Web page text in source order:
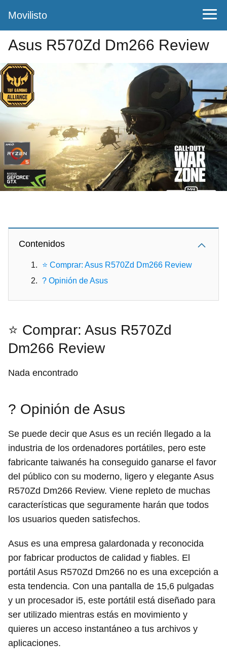
Movilisto
Asus R570Zd Dm266 Review
Contenidos
⭐ Comprar: Asus R570Zd Dm266 Review
? Opinión de Asus
⭐ Comprar: Asus R570Zd
Dm266 Review
Nada encontrado
? Opinión de Asus
Se puede decir que Asus es un recién llegado a la
industria de los ordenadores portátiles, pero este
fabricante taiwanés ha conseguido ganarse el favor
del público con su moderno, ligero y elegante Asus
R570Zd Dm266 Review. Viene repleto de muchas
características que seguramente harán que todos
los usuarios queden satisfechos.
Asus es una empresa galardonada y reconocida
por fabricar productos de calidad y fiables. El
portátil Asus R570Zd Dm266 no es una excepción a
esta tendencia. Con una pantalla de 15,6 pulgadas
y un procesador i5, este portátil está diseñado para
ser utilizado mientras estás en movimiento y
quieres un acceso instantáneo a tus archivos y
aplicaciones.